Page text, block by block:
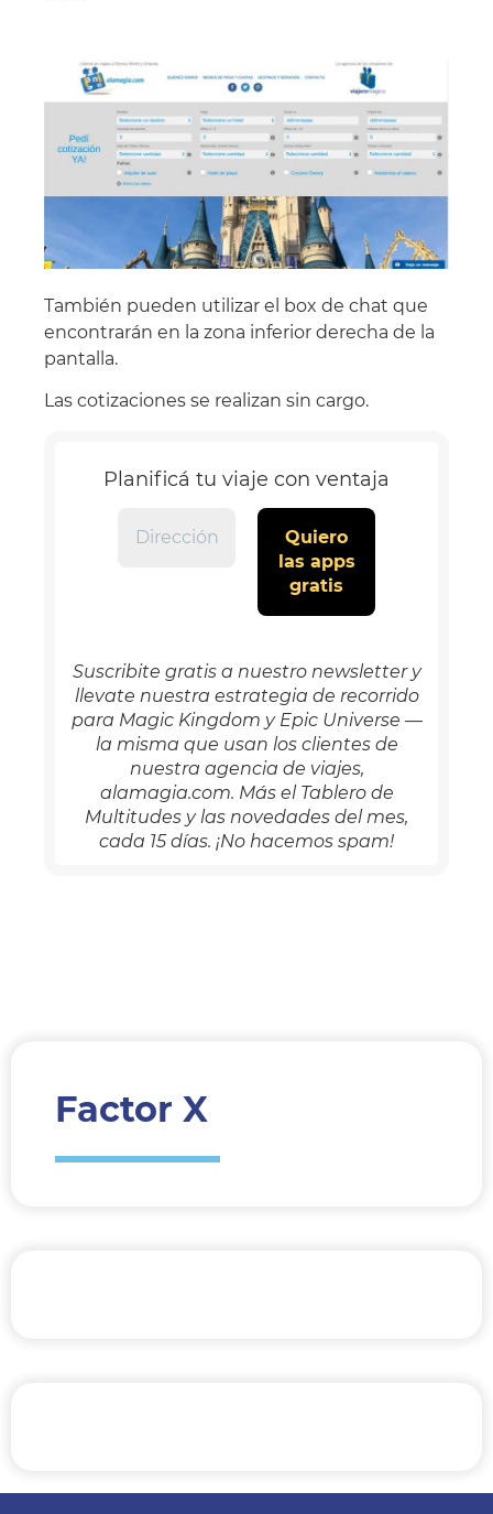
También pueden utilizar el box de chat que
encontrarán en la zona inferior derecha de la
pantalla.
Las cotizaciones se realizan sin cargo.
Planificá tu viaje con ventaja
Suscribite gratis a nuestro newsletter y
llevate nuestra estrategia de recorrido
para Magic Kingdom y Epic Universe —
la misma que usan los clientes de
nuestra agencia de viajes,
alamagia.com. Más el Tablero de
Multitudes y las novedades del mes,
cada 15 días. ¡No hacemos spam!
Factor X